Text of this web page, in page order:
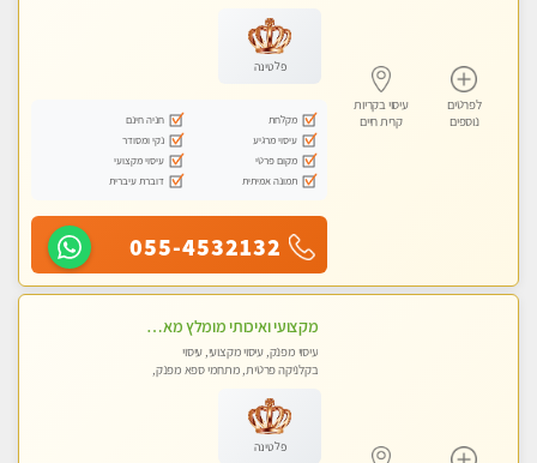
לפרטים
נוספים
עיסוי בקריות
קרית חיים
פלטינה
מקלחת
חניה חינם
עיסוי מרגיע
נקי ומסודר
מקום פרטי
עיסוי מקצועי
תמונה אמיתית
דוברת עיברית
055-4532132
מקצועי ואיכותי מומלץ מאוד!! ממתינה לך שתגיע מעסה פרטית בוא ותבין מזה עיסוי מפנק … ❤️
עיסוי מפנק, עיסוי מקצועי, עיסוי
בקלניקה פרטית, מתחמי ספא מפנק,
פלטינה